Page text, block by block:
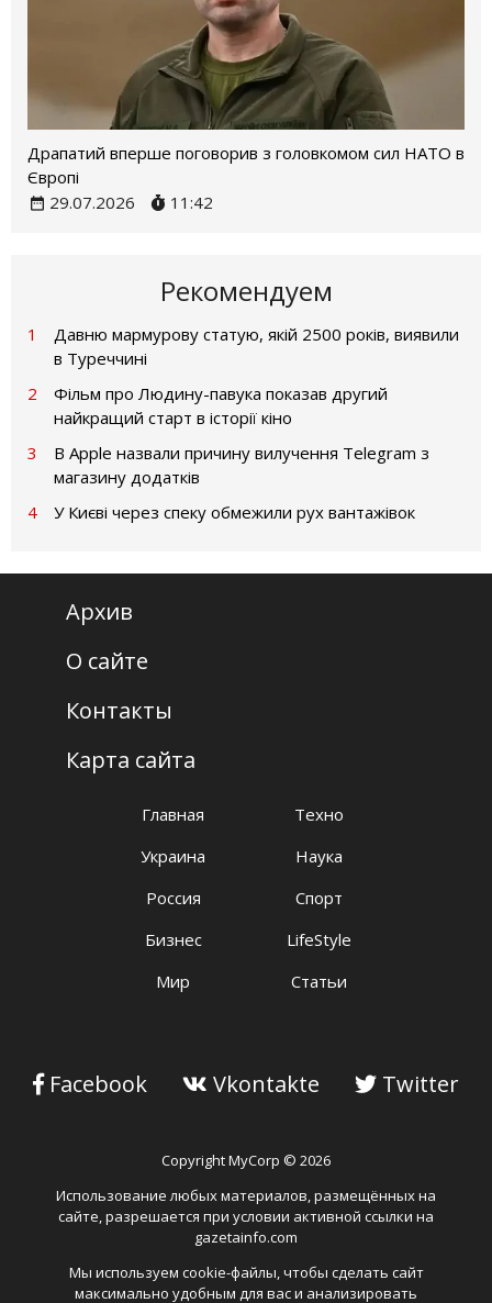
Драпатий вперше поговорив з головкомом сил НАТО в
Європі
29.07.2026
11:42
Рекомендуем
1
Давню мармурову статую, якій 2500 років, виявили
в Туреччині
2
Фільм про Людину-павука показав другий
найкращий старт в історії кіно
3
В Apple назвали причину вилучення Telegram з
магазину додатків
4
У Києві через спеку обмежили рух вантажівок
Copyright MyCorp © 2026
Использование любых материалов, размещённых на
сайте, разрешается при условии активной ссылки на
gazetainfo.com
Мы используем cookie-файлы, чтобы сделать сайт
максимально удобным для вас и анализировать
Главная
Украина
Россия
Бизнес
Мир
Техно
Наука
Спорт
LifeStyle
Статьи
Facebook Vkontakte Twitter
Архив
О сайте
Контакты
Карта сайта